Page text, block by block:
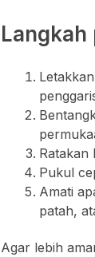
Langkah
Ratakan
Pukul
Amati
patah,
Agar lebih